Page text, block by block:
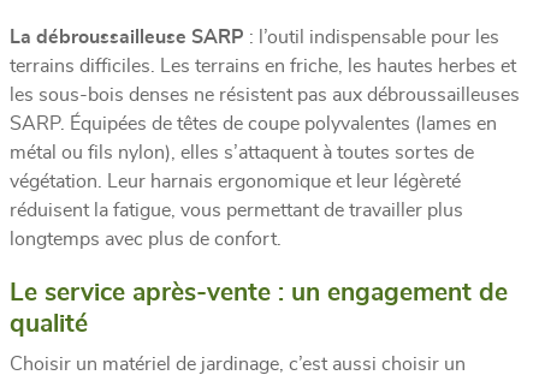
La débroussailleuse SARP : l’outil indispensable pour les
terrains difficiles. Les terrains en friche, les hautes herbes et
les sous-bois denses ne résistent pas aux débroussailleuses
SARP. Équipées de têtes de coupe polyvalentes (lames en
métal ou fils nylon), elles s’attaquent à toutes sortes de
végétation. Leur harnais ergonomique et leur légèreté
réduisent la fatigue, vous permettant de travailler plus
longtemps avec plus de confort.
Le service après-vente : un engagement de
qualité
Choisir un matériel de jardinage, c’est aussi choisir un